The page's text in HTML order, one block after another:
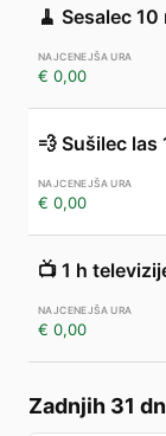
🧹 Sesalec 10
€ 0,00
💨 Sušilec las
€ 0,00
📺 1 h
€ 0,00
Zadnjih 31